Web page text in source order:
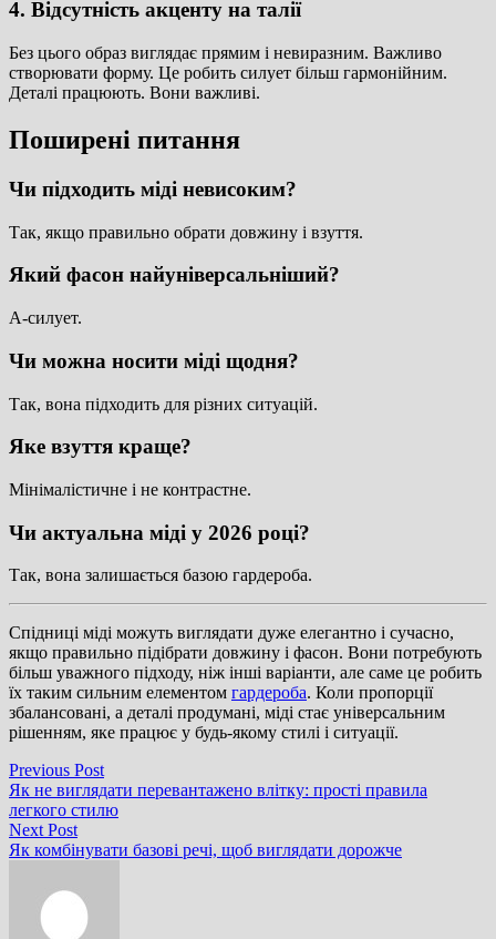
4. Відсутність акценту на талії
Без цього образ виглядає прямим і невиразним. Важливо
створювати форму. Це робить силует більш гармонійним.
Деталі працюють. Вони важливі.
Поширені питання
Чи підходить міді невисоким?
Так, якщо правильно обрати довжину і взуття.
Який фасон найуніверсальніший?
А-силует.
Чи можна носити міді щодня?
Так, вона підходить для різних ситуацій.
Яке взуття краще?
Мінімалістичне і не контрастне.
Чи актуальна міді у 2026 році?
Так, вона залишається базою гардероба.
Спідниці міді можуть виглядати дуже елегантно і сучасно,
якщо правильно підібрати довжину і фасон. Вони потребують
більш уважного підходу, ніж інші варіанти, але саме це робить
їх таким сильним елементом гардероба. Коли пропорції
збалансовані, а деталі продумані, міді стає універсальним
рішенням, яке працює у будь-якому стилі і ситуації.
Навігація
записів
Previous PostPrevious
post:
Як не виглядати перевантажено влітку: прості правила
легкого стилю
Next PostNext
post:
Як комбінувати базові речі, щоб виглядати дорожче